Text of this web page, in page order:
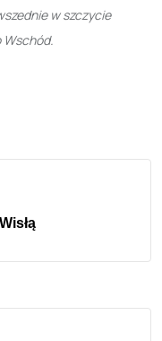
w szczycie
Wschód.